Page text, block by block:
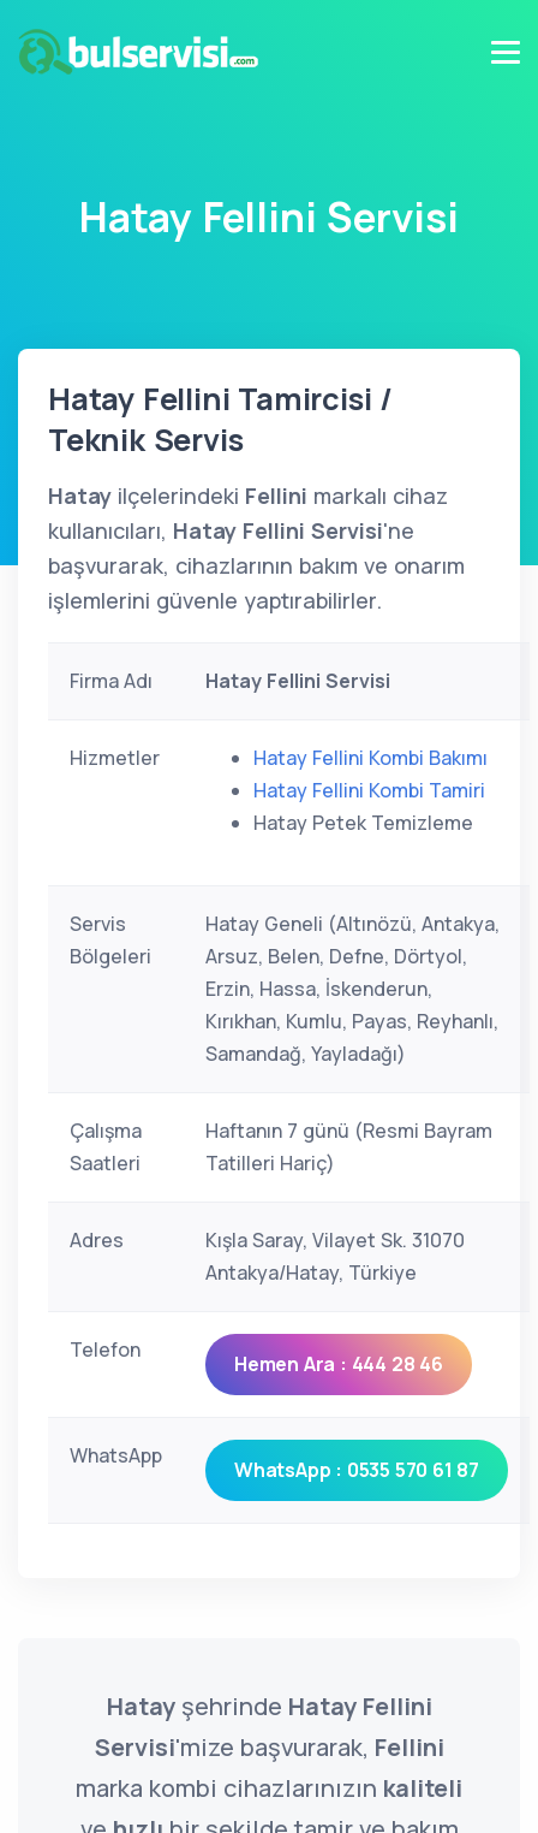
Hatay Fellini Servisi
Hatay Fellini Tamircisi /
Teknik Servis
Hatay ilçelerindeki Fellini markalı cihaz
kullanıcıları, Hatay Fellini Servisi'ne
başvurarak, cihazlarının bakım ve onarım
işlemlerini güvenle yaptırabilirler.
Firma Adı Hatay Fellini Servisi
Hizmetler
Hatay Fellini Kombi Bakımı
Hatay Fellini Kombi Tamiri
Hatay Petek Temizleme
Servis
Bölgeleri
Hatay Geneli (Altınözü, Antakya,
Arsuz, Belen, Defne, Dörtyol,
Erzin, Hassa, İskenderun,
Kırıkhan, Kumlu, Payas, Reyhanlı,
Samandağ, Yayladağı)
Çalışma
Saatleri
Haftanın 7 günü (Resmi Bayram
Tatilleri Hariç)
Adres
Kışla Saray, Vilayet Sk. 31070
Antakya/Hatay, Türkiye
Telefon
Hemen Ara : 444 28 46
WhatsApp
WhatsApp : 0535 570 61 87
Hatayşehrinde Hatay Fellini
Servisi'mize başvurarak, Fellini
marka kombi cihazlarınızın kaliteli